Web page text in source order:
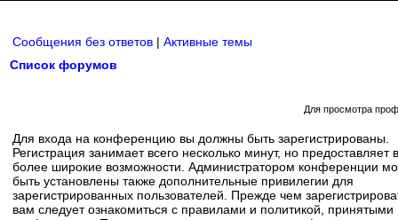
Сообщения без ответов | Активные темы
Список форумов
Для просмотра
Для входа на конференцию вы должны быть зарегистрированы.
Регистрация занимает всего несколько минут, но предоставляет
более широкие возможности. Администратором конференции
быть установлены также дополнительные привилегии для
зарегистрированных пользователей. Прежде чем
вам следует ознакомиться с правилами и политикой, принятыми